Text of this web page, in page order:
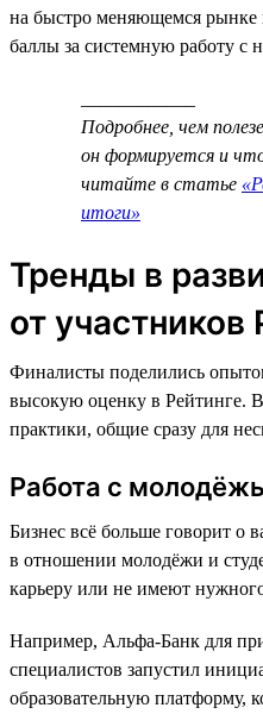
на быстро меняющемся
баллы за системную работу с
Подробнее, чем
он формируется и что
читайте в статье
итоги»
Тренды в
от участников
Финалисты поделились
высокую оценку в Рейтинге. В
практики, общие сразу для
Работа с
Бизнес всё больше говорит о
в отношении молодёжи и
карьеру или не имеют
Например, Альфа-Банк для
специалистов запустил
образовательную платформу,